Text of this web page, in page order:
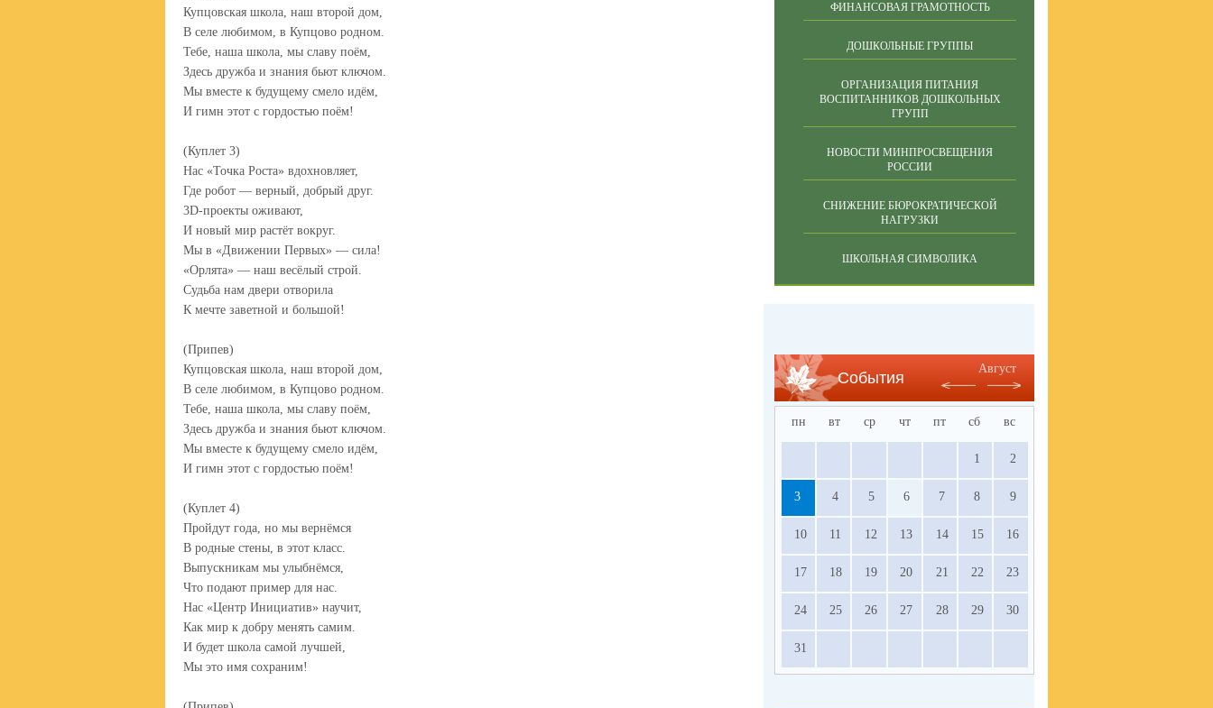
Купцовская школа, наш второй дом,
В селе любимом, в Купцово родном.
Тебе, наша школа, мы славу поём,
Здесь дружба и знания бьют ключом.
Мы вместе к будущему смело идём,
И гимн этот с гордостью поём!
(Куплет 3)
Нас «Точка Роста» вдохновляет,
Где робот — верный, добрый друг.
3D-проекты оживают,
И новый мир растёт вокруг.
Мы в «Движении Первых» — сила!
«Орлята» — наш весёлый строй.
Судьба нам двери отворила
К мечте заветной и большой!
(Припев)
Купцовская школа, наш второй дом,
В селе любимом, в Купцово родном.
Тебе, наша школа, мы славу поём,
Здесь дружба и знания бьют ключом.
Мы вместе к будущему смело идём,
И гимн этот с гордостью поём!
(Куплет 4)
Пройдут года, но мы вернёмся
В родные стены, в этот класс.
Выпускникам мы улыбнёмся,
Что подают пример для нас.
Нас «Центр Инициатив» научит,
Как мир к добру менять самим.
И будет школа самой лучшей,
Мы это имя сохраним!
ФИНАНСОВАЯ ГРАМОТНОСТЬ
ДОШКОЛЬНЫЕ ГРУППЫ
ОРГАНИЗАЦИЯ ПИТАНИЯ
ВОСПИТАННИКОВ ДОШКОЛЬНЫХ
ГРУПП
НОВОСТИ МИНПРОСВЕЩЕНИЯ
РОССИИ
СНИЖЕНИЕ БЮРОКРАТИЧЕСКОЙ
НАГРУЗКИ
ШКОЛЬНАЯ СИМВОЛИКА
События
Август
пн вт ср чт пт сб вс
1 2
3 4 5 6 7 8 9
10 11 12 13 14 15 16
17 18 19 20 21 22 23
24 25 26 27 28 29 30
31